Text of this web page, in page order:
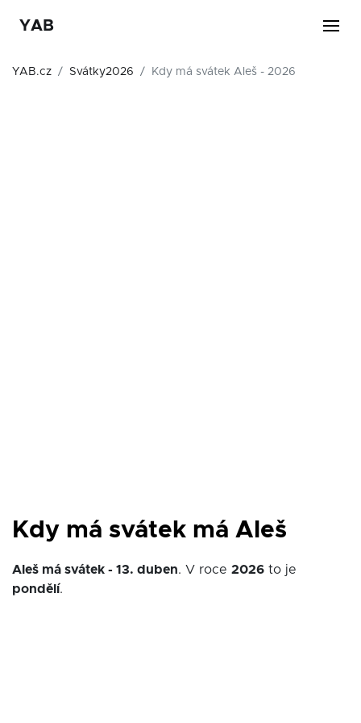
YAB
YAB.cz Svátky2026 Kdy má svátek Aleš - 2026
Kdy má svátek má Aleš
Aleš má svátek - 13. duben. V roce 2026 to je
pondělí.